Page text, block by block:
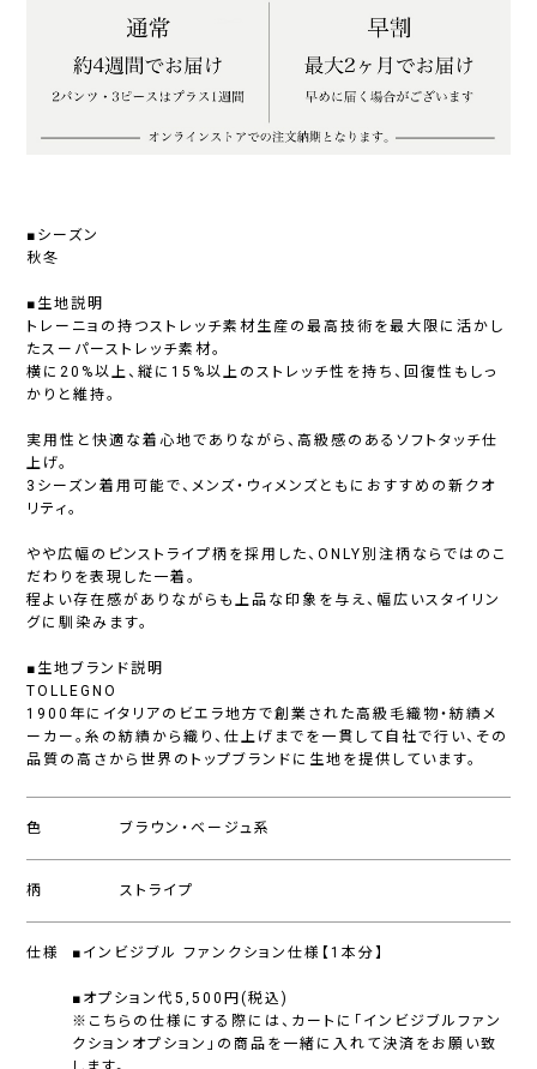
■シーズン
秋冬
■生地説明
トレーニョの持つストレッチ素材生産の最高技術を最大限に活かし
たスーパーストレッチ素材。
横に20%以上、縦に15%以上のストレッチ性を持ち、回復性もしっ
かりと維持。
実用性と快適な着心地でありながら、高級感のあるソフトタッチ仕
上げ。
3シーズン着用可能で、メンズ・ウィメンズともにおすすめの新クオ
リティ。
やや広幅のピンストライプ柄を採用した、ONLY別注柄ならではのこ
だわりを表現した一着。
程よい存在感がありながらも上品な印象を与え、幅広いスタイリン
グに馴染みます。
■生地ブランド説明
TOLLEGNO
1900年にイタリアのビエラ地方で創業された高級毛織物・紡績メ
ーカー。糸の紡績から織り、仕上げまでを一貫して自社で行い、その
品質の高さから世界のトップブランドに生地を提供しています。
色 ブラウン・ベージュ系
柄 ストライプ
仕様 ■インビジブル ファンクション仕様【1本分】
■オプション代5,500円(税込)
※こちらの仕様にする際には、カートに「インビジブルファン
クションオプション」の商品を一緒に入れて決済をお願い致